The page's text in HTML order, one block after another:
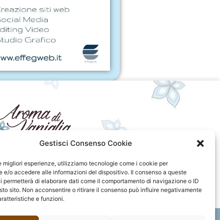
Gestisci Consenso Cookie
migliori esperienze, utilizziamo tecnologie come i cookie per
e/o accedere alle informazioni del dispositivo. Il consenso a queste
permetterà di elaborare dati come il comportamento di navigazione o ID
sito. Non acconsentire o ritirare il consenso può influire negativamente
e funzioni.
F
a
c
e
I
n
s
t
P
i
n
t
F
l
i
c